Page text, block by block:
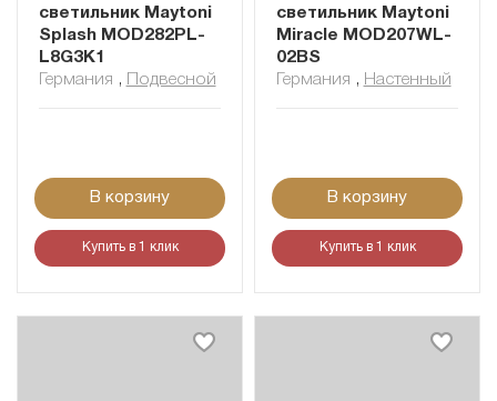
светильник Maytoni
Splash MOD282PL-
L8G3K1
Германия , Подвесной
В корзину
Купить в 1 клик
светильник Maytoni
Miracle MOD207WL-
02BS
Германия , Настенный
В корзину
Купить в 1 клик